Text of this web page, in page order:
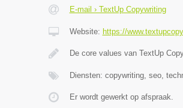
E-mail › TextUp Copywriting
Website: https://
De core values van TextUp
Diensten: copywriting, seo,
Er wordt gewerkt op afspraak.